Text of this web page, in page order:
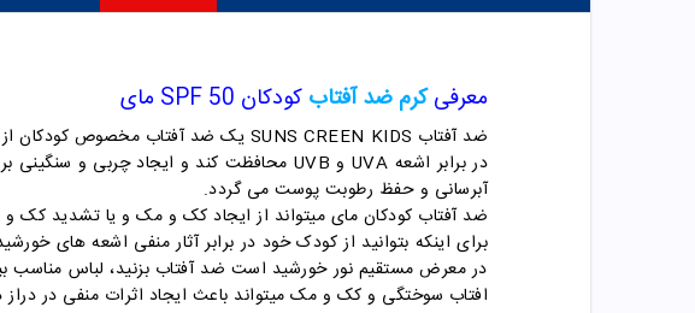
معرفیکرم ضد آفتاب کودکان SPF 50 مای
ضد آفتاب SUNS CREEN KIDS یک ضد آفتاب مخصوص کودکان از برند ایرانی مای می باشد که در حجم 75 میلی لیتر دارد. باین
در برابر اشعه UVA و UVB محافظت کند و ایجاد چربی و سنگینی بر روی پوست نمی کند. این
آبرسانی و حفظ رطوبت پوست می گردد.
ضد آفتاب کودکان مای میتواند از ایجاد کک و مک و یا تشدید کک و مک روی
برای اینکه بتوانید از کودک خود در برابر آثار منفی اشعه های
در معرض مستقیم نور خورشید است ضد آفتاب بزنید، لباس مناسب
افتاب سوختگی و کک و مک میتواند باعث ایجاد اثرات منفی در